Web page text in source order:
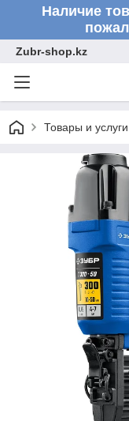
Наличие
Zubr-shop.kz
Товары и услуги